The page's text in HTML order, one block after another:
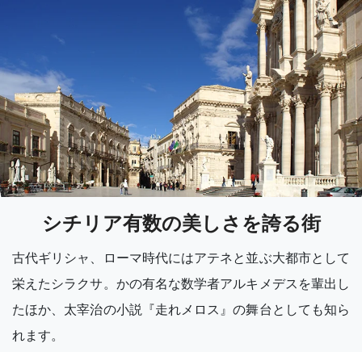
シチリア有数の美しさを誇る街
古代ギリシャ、ローマ時代にはアテネと並ぶ大都市として
栄えたシラクサ。かの有名な数学者アルキメデスを輩出し
たほか、太宰治の小説『走れメロス』の舞台としても知ら
れます。